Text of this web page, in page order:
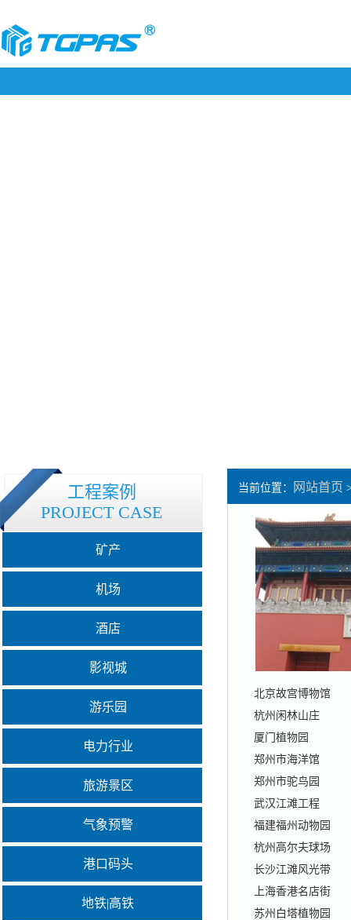
工程案例
PROJECT CASE
矿产
机场
酒店
影视城
游乐园
电力行业
旅游景区
气象预警
港口码头
地铁|高铁
当前位置： 网站首页
北京故宫博物馆
杭州闲林山庄
厦门植物园
郑州市海洋馆
郑州市驼鸟园
武汉江滩工程
福建福州动物园
杭州高尔夫球场
长沙江滩风光带
上海香港名店街
苏州白塔植物园